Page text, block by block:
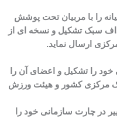
را با مربیان تحت پوشش
سبک تشکیل و نسخه ای از
ارسال نماید.
را تشکیل و اعضای آن را
مرکزی کشور و هیئت ورزش
در چارت سازمانی خود را